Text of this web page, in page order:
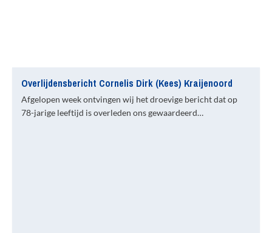
Overlijdensbericht Cornelis Dirk (Kees) Kraijenoord
Afgelopen week ontvingen wij het droevige bericht dat op
78-jarige leeftijd is overleden ons gewaardeerd…